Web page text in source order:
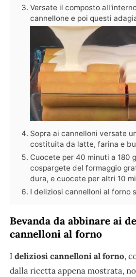
Versate il composto
cannellone e poi questi
Sopra ai cannelloni versate
costituita da latte, farina e
Cuocete per 40 minuti a 180
cospargete del formaggio
dura, e cuocete per altri 10
I deliziosi cannelloni al forno
Bevanda da abbinare ai
cannelloni al forno
I deliziosi cannelloni al forno,
dalla ricetta appena mostrata,